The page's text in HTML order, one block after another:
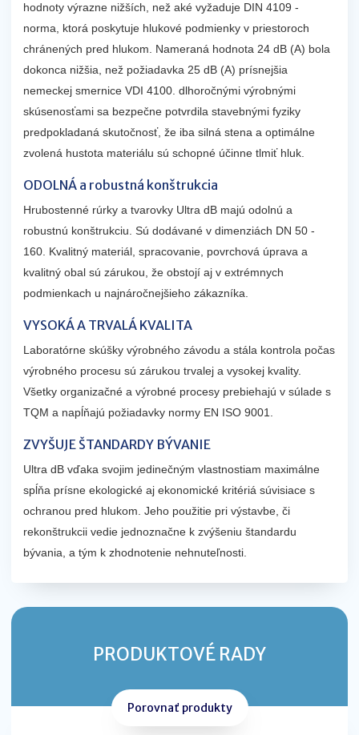
hodnoty výrazne nižších, než aké vyžaduje DIN 4109 -
norma, ktorá poskytuje hlukové podmienky v priestoroch
chránených pred hlukom. Nameraná hodnota 24 dB (A) bola
dokonca nižšia, než požiadavka 25 dB (A) prísnejšia
nemeckej smernice VDI 4100. dlhoročnými výrobnými
skúsenosťami sa bezpečne potvrdila stavebnými fyziky
predpokladaná skutočnosť, že iba silná stena a optimálne
zvolená hustota materiálu sú schopné účinne tlmiť hluk.
ODOLNÁ a robustná konštrukcia
Hrubostenné rúrky a tvarovky Ultra dB majú odolnú a
robustnú konštrukciu. Sú dodávané v dimenziách DN 50 -
160. Kvalitný materiál, spracovanie, povrchová úprava a
kvalitný obal sú zárukou, že obstojí aj v extrémnych
podmienkach u najnáročnejšieho zákazníka.
VYSOKÁ A TRVALÁ KVALITA
Laboratórne skúšky výrobného závodu a stála kontrola počas
výrobného procesu sú zárukou trvalej a vysokej kvality.
Všetky organizačné a výrobné procesy prebiehajú v súlade s
TQM a napĺňajú požiadavky normy EN ISO 9001.
ZVYŠUJE ŠTANDARDY BÝVANIE
Ultra dB vďaka svojim jedinečným vlastnostiam maximálne
spĺňa prísne ekologické aj ekonomické kritériá súvisiace s
ochranou pred hlukom. Jeho použitie pri výstavbe, či
rekonštrukcii vedie jednoznačne k zvýšeniu štandardu
bývania, a tým k zhodnotenie nehnuteľnosti.
PRODUKTOVÉ RADY
Porovnať produkty